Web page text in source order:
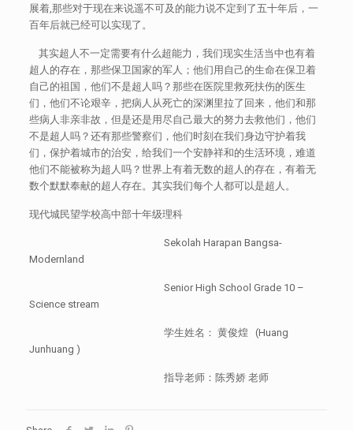
展着,那些对于现在来说遥不可及的能力说不定到了五十年后，一
百年后就已经可以实现了。
其实超人不一定需要有什么超能力，我们现实生活当中也有着
超人的存在，那些保卫国家的军人；他们用自己的生命在保卫着
自己的祖国，他们不是超人吗？那些在医院里救死扶伤的医生
们，他们不论艰辛，把病人从死亡的深渊里拉了回来，他们和那
些病人非亲非故，但是还是用尽自己最大的努力去救他们，他们
不是超人吗？还有那些警察们，他们时刻在我们身边守护着我
们，保护着城市的治安，给我们一个安静祥和的生活环境，难道
他们不能被称为超人吗？世界上有着无数的超人的存在，有着无
数个默默奉献的超人存在。其实我们每个人都可以是超人。
现代城民望学校高中部十年级理科
Sekolah Harapan Bangsa-
Modernland
Senior High School Grade 10 –
Science stream
学生姓名： 黄俊煌 (Huang
Junhuang )
指导老师：陈秀娇 老师